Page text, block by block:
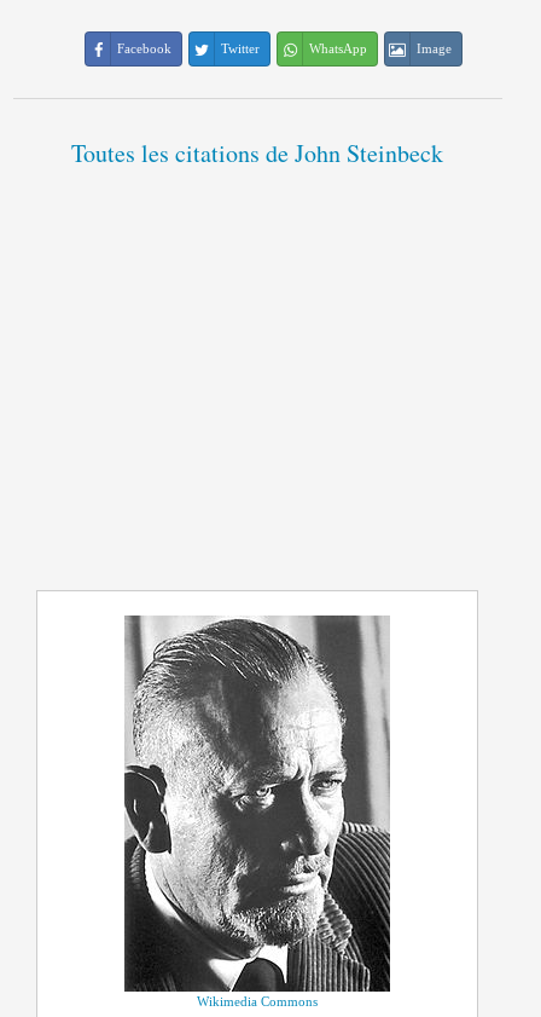
Facebook Twitter WhatsApp Image
Toutes les citations de John Steinbeck
Wikimedia Commons